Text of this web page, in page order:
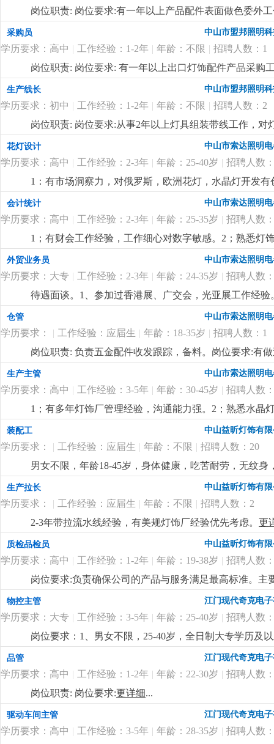
岗位职责: 岗位要求:有一年以上产品配件表面做色委外
采购员 中山市盟邦照明
学历要求：高中 | 工作经验：1-2年 | 年龄：不限 | 招聘人数：1
岗位职责: 岗位要求: 有一年以上出口灯饰配件产品采购
的责任心及良好的沟通能力。更详细...
生产线长 中山市盟邦照明
学历要求：初中 | 工作经验：1-2年 | 年龄：不限 | 招聘人数：2
岗位职责: 岗位要求:从事2年以上灯具组装带线工作，
产品安全规定有一定的了解，能合理安排作业员的工作
详细
花灯设计 中山市索达照明
学历要求：高中 | 工作经验：2-3年 | 年龄：25-40岁 | 招聘人数
1：有市场洞察力，对俄罗斯，欧洲花灯，水晶灯开发
力。更详细...
会计统计 中山市索达照明
学历要求：高中 | 工作经验：2-3年 | 年龄：25-35岁 | 招聘人数
1；有财会工作经验，工作细心对数字敏感。2；熟悉灯
核算，懂看产品bom表。更详细...
外贸业务员 中山市索达照明
学历要求：大专 | 工作经验：2-3年 | 年龄：24-35岁 | 招聘人数
待遇面谈。1、参加过香港展、广交会，光亚展工作经
也有客户平台收入可观。更详细...
仓管 中山市索达照明
学历要求： | 工作经验：应届生 | 年龄：18-35岁 | 招聘人数：1
岗位职责: 负责五金配件收发跟踪，备料。岗位要求:有
生产主管 中山市索达照明
学历要求：高中 | 工作经验：3-5年 | 年龄：30-45岁 | 招聘人数
1；有多年灯饰厂管理经验，沟通能力强。2；熟悉水晶
付出精神，人品高尚。更详细...
装配工 中山益昕灯饰有
学历要求： | 工作经验：应届生 | 年龄：不限 | 招聘人数：20
男女不限，年龄18-45岁，身体健康，吃苦耐劳，无纹
扣水电费，全勤100元，满半年工龄奖50元，最高300元
生产拉长 中山益昕灯饰有
学历要求： | 工作经验：应届生 | 年龄：不限 | 招聘人数：2
2-3年带拉流水线经验，有美规灯饰厂经验优先考虑。 更
质检品检员 中山益昕灯饰有
学历要求：高中 | 工作经验：1-2年 | 年龄：19-38岁 | 招聘人数
岗位要求:负责确保公司的产品与服务满足最高标准。
质量达标。岗位要求：1. 高中及以上学历；2. 熟悉质量
真，具备较强的责任心；5. 良好的沟通能力，能与多个
物控主管 江门现代奇克电
学历要求：大专 | 工作经验：3-5年 | 年龄：25-40岁 | 招聘人数
岗位要求：1、男女不限，25-40岁，全日制大专学历及
pmc工作流程。2、负责订单的物料需求整理，能根据
主理物控部门的能力，性格雷厉风行，有良好的沟通
用；5、良好的沟通、协调和计划能力。岗位福利：1、
日慰问礼品礼金、开工红包、公司根据年度业绩颁发年
公。更详细...
品管 江门现代奇克电
学历要求：高中 | 工作经验：1-2年 | 年龄：22-30岁 | 招聘人数
岗位职责: 岗位要求:更详细...
驱动车间主管 江门现代奇克电
学历要求：高中 | 工作经验：3-5年 | 年龄：28-35岁 | 招聘人数